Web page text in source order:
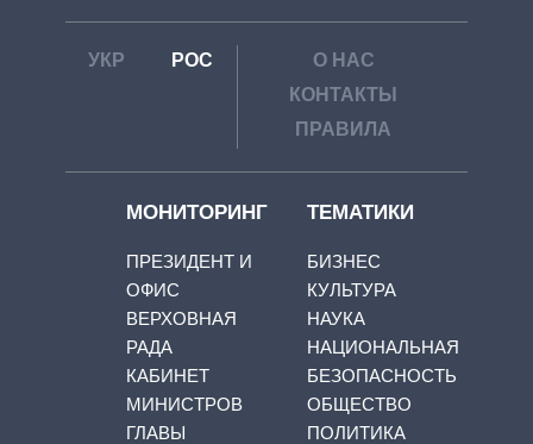
УКР РОС
О НАС
КОНТАКТЫ
ПРАВИЛА
МОНИТОРИНГ
ПРЕЗИДЕНТ И
ОФИС
ВЕРХОВНАЯ
РАДА
КАБИНЕТ
МИНИСТРОВ
ГЛАВЫ
ТЕМАТИКИ
БИЗНЕС
КУЛЬТУРА
НАУКА
НАЦИОНАЛЬНАЯ
БЕЗОПАСНОСТЬ
ОБЩЕСТВО
ПОЛИТИКА